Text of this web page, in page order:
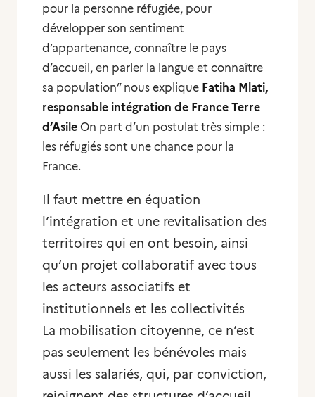
pour la personne réfugiée, pour
développer son sentiment
d’appartenance, connaître le pays
d’accueil, en parler la langue et connaître
sa population” nous explique Fatiha Mlati,
responsable intégration de France Terre
d’Asile On part d’un postulat très simple :
les réfugiés sont une chance pour la
France.
Il faut mettre en équation
l’intégration et une revitalisation des
territoires qui en ont besoin, ainsi
qu’un projet collaboratif avec tous
les acteurs associatifs et
institutionnels et les collectivités
La mobilisation citoyenne, ce n’est
pas seulement les bénévoles mais
aussi les salariés, qui, par conviction,